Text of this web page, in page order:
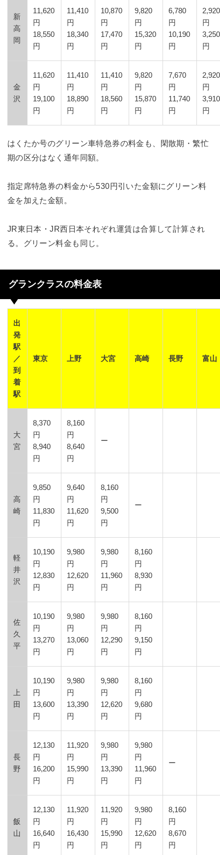
新
高
岡
11,620
円
18,550
円
11,410
円
18,340
円
10,870
円
17,470
円
9,820
円
15,320
円
6,780
円
10,190
円
2,920
円
3,250
円
金
沢
11,620
円
19,100
円
11,410
円
18,890
円
11,410
円
18,560
円
9,820
円
15,870
円
7,670
円
11,740
円
2,920
円
3,910
円
はくたか号のグリーン車特急券の料金も、閑散期・繁忙
期の区分はなく通年同額。
指定席特急券の料金から530円引いた金額にグリーン料
金を加えた金額。
JR東日本・JR西日本それぞれ運賃は合算して計算され
る。グリーン料金も同じ。
グランクラスの料金表
出
発
駅
／
到
着
駅
東京 上野 大宮 高崎 長野 富山
大
宮
8,370
円
8,940
円
8,160
円
8,640
円
ー
高
崎
9,850
円
11,830
円
9,640
円
11,620
円
8,160
円
9,500
円
ー
軽
井
沢
10,190
円
12,830
円
9,980
円
12,620
円
9,980
円
11,960
円
8,160
円
8,930
円
佐
久
平
10,190
円
13,270
円
9,980
円
13,060
円
9,980
円
12,290
円
8,160
円
9,150
円
上
田
10,190
円
13,600
円
9,980
円
13,390
円
9,980
円
12,620
円
8,160
円
9,680
円
長
野
12,130
円
16,200
円
11,920
円
15,990
円
9,980
円
13,390
円
9,980
円
11,960
円
ー
飯
山
12,130
円
16,640
円
11,920
円
16,430
円
11,920
円
15,990
円
9,980
円
12,620
円
8,160
円
8,670
円